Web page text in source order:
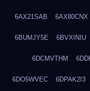
6AX21SAB 6AX80CNX
6BUMJY5E 6BVXINIU
6DCMVTHM
6DO5WVEC 6DPAK2I3